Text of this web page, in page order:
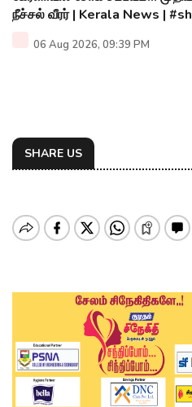
நீச்சல் வீரர் | Kerala News |
06 Aug 2026, 09:39 PM
SHARE US